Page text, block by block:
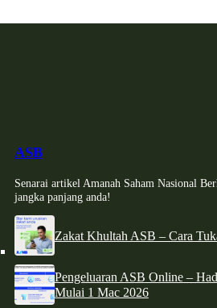
ASB
Senarai artikel Amanah Saham Nasional
jangka panjang anda!
Zakat Khultah ASB – Cara
Pengeluaran ASB Online –
Mulai 1 Mac 2026